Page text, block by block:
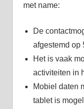
met name:
De
afgestemd op
Het is vaak
activiteiten in
Mobiel daten
tablet is